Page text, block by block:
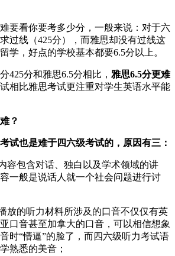
要看你要考多少分，一般来说：对于六
过线（425分），而雅思却没有过线这
学，好点的学校基本都要6.5分以上。
425分和雅思6.5分相比， 雅思6.5分更难
相比雅思考试更注重对学生英语水平能
？
试也是难于四六级考试的，原因有三：
容包含对话、独白以及学术领域的讲
一般是说话人就一个社会问题进行讨
放的听力材料所涉及的口音不仅仅有英
口音甚至加拿大的口音，可以相信想象
时“懵逼”的脸了，而四六级听力考试语
熟悉的美音；